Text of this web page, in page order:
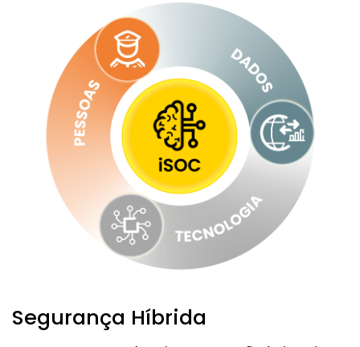
Segurança Híbrida
A nossa nova estratégia de segurança flexível, evolutiva
e preditiva, permite-nos gerir todos os eventos
imprevistos e não programados, assegurando a
A segurança híbrida assenta em três pilares